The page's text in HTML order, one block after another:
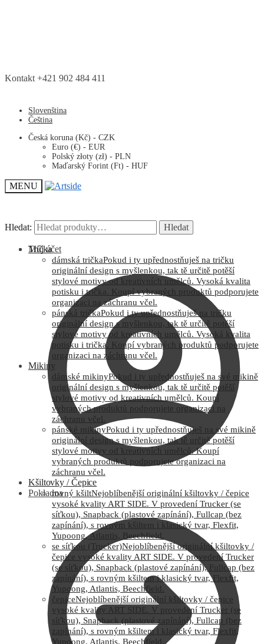
Kontakt +421 902 484 411
Slovenština
Čeština
Česká koruna (Kč) - CZK
Euro (€) - EUR
Polský złoty (zł) - PLN
Maďarský Forint (Ft) - HUF
MENU
Hledat: Hledat
Můj účet
Pokladna
Hledat: Hledat
Trička
dámská tričkaPokud i ty upřednostňuješ na tričku
originální design s myšlenkou, tak tě určitě potěší
stylové motivy od kreativních umělců. Vysoká kvalita
potisku i trička. Koupí vybraných produktů podporujete
organizaci na záchranu včel.
pánská tričkaPokud i ty upřednostňuješ na tričku
originální design s myšlenkou, tak tě určitě potěší
stylové motivy od kreativních umělců. Vysoká kvalita
potisku i trička. Koupí vybraných produktů podporujete
organizaci na záchranu včel.
Mikiny
dámské mikinyPokud i ty upřednostňuješ na své mikině
originální design s myšlenkou, tak tě určitě potěší
stylové motivy od kreativních umělců. Koupí
vybraných produktů podporujete organizaci na
záchranu včel.
pánské mikinyPokud i ty upřednostňuješ na své mikině
originální design s myšlenkou, tak tě určitě potěší
stylové motivy od kreativních umělců. Koupí
vybraných produktů podporujete organizaci na
záchranu včel.
Kšiltovky / Čepice
rovný kšiltNejoblíbenější originální kšiltovky / čepice
vysoké kvality ART SIDE. V provedení Trucker (se
síťkou), Snapback (plastové zapínání), Fullcap (bez
zapínání), s rovným kšiltem i klasický tvar, Flexfit,
Yupoong, Atlantis, Beechfield.
se síťkou (Trucker)Nejoblíbenější originální kšiltovky /
čepice vysoké kvality ART SIDE. V provedení Trucker
(se síťkou), Snapback (plastové zapínání), Fullcap (bez
zapínání), s rovným kšiltem i klasický tvar, Flexfit,
Yupoong, Atlantis, Beechfield.
čepiceNejoblíbenější originální kšiltovky / čepice
vysoké kvality ART SIDE. V provedení Trucker (se
síťkou), Snapback (plastové zapínání), Fullcap (bez
zapínání), s rovným kšiltem i klasický tvar, Flexfit,
Yupoong, Atlantis, Beechfield.